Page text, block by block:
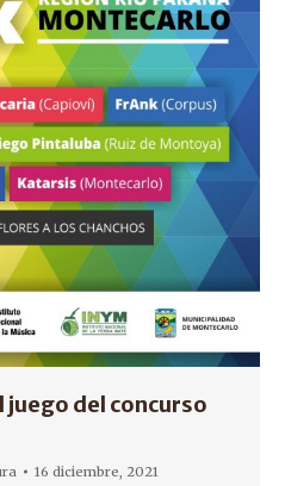
del concurso
16 diciembre, 2021